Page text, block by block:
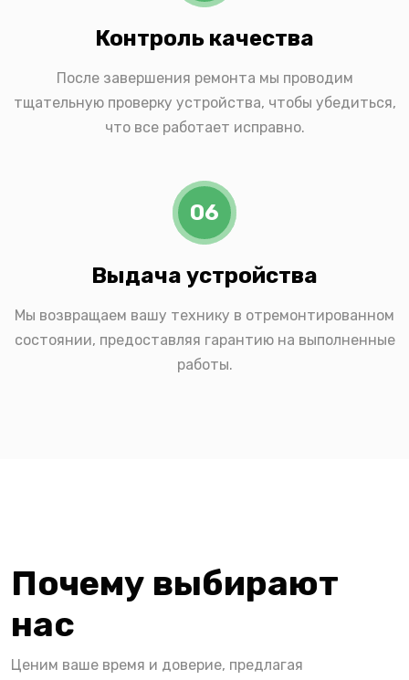
Контроль качества
После завершения ремонта мы проводим
тщательную проверку устройства, чтобы убедиться,
что все работает исправно.
06
Выдача устройства
Мы возвращаем вашу технику в отремонтированном
состоянии, предоставляя гарантию на выполненные
работы.
Почему выбирают
нас
Ценим ваше время и доверие, предлагая